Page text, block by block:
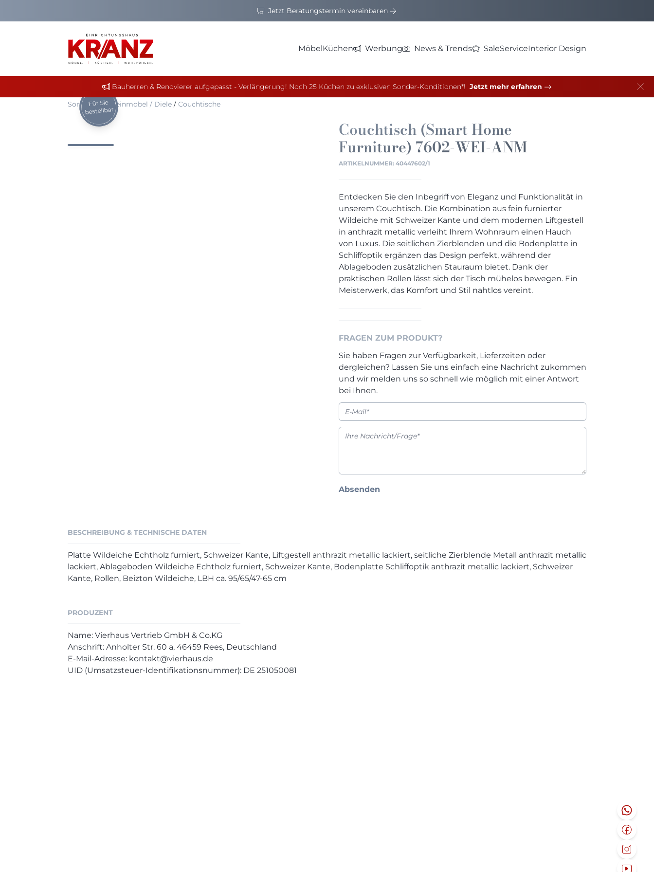
Jetzt Beratungstermin vereinbaren
MöbelKüchen Werbung News & Trends SaleServiceInterior Design
Bauherren & Renovierer aufgepasst - Verlängerung! Noch 25 Küchen zu exklusiven Sonder-Konditionen*! Jetzt mehr erfahren
Sortiment/ Kleinmöbel / Diele/ Couchtische
Für Sie
bestellbar
Couchtisch (Smart Home
Furniture) 7602-WEI-ANM
ARTIKELNUMMER: 40447602/1
Entdecken Sie den Inbegriff von Eleganz und Funktionalität in
unserem Couchtisch. Die Kombination aus fein furnierter
Wildeiche mit Schweizer Kante und dem modernen Liftgestell
in anthrazit metallic verleiht Ihrem Wohnraum einen Hauch
von Luxus. Die seitlichen Zierblenden und die Bodenplatte in
Schliffoptik ergänzen das Design perfekt, während der
Ablageboden zusätzlichen Stauraum bietet. Dank der
praktischen Rollen lässt sich der Tisch mühelos bewegen. Ein
Meisterwerk, das Komfort und Stil nahtlos vereint.
FRAGEN ZUM PRODUKT?
Sie haben Fragen zur Verfügbarkeit, Lieferzeiten oder
dergleichen? Lassen Sie uns einfach eine Nachricht zukommen
und wir melden uns so schnell wie möglich mit einer Antwort
bei Ihnen.
Absenden
BESCHREIBUNG & TECHNISCHE DATEN
Platte Wildeiche Echtholz furniert, Schweizer Kante, Liftgestell anthrazit metallic lackiert, seitliche Zierblende Metall anthrazit metallic
lackiert, Ablageboden Wildeiche Echtholz furniert, Schweizer Kante, Bodenplatte Schliffoptik anthrazit metallic lackiert, Schweizer
Kante, Rollen, Beizton Wildeiche, LBH ca. 95/65/47-65 cm
PRODUZENT
Name: Vierhaus Vertrieb GmbH & Co.KG
Anschrift: Anholter Str. 60 a, 46459 Rees, Deutschland
E-Mail-Adresse: kontakt@vierhaus.de
UID (Umsatzsteuer-Identifikationsnummer): DE 251050081